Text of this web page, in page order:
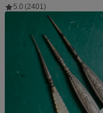
5.0 (2401)